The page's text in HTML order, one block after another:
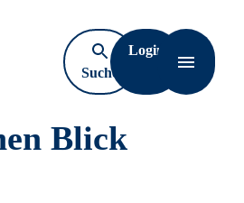
Auswahl:
Suche
öffnen
Login
Blick